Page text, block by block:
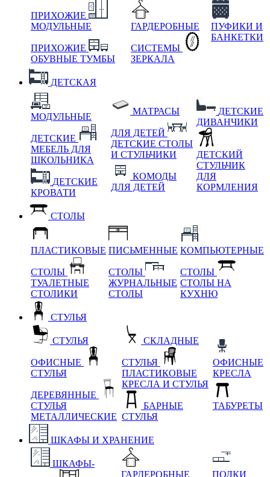
ПРИХОЖИЕ
МОДУЛЬНЫЕ
ПРИХОЖИЕ
ОБУВНЫЕ ТУМБЫ
ГАРДЕРОБНЫЕ
СИСТЕМЫ
ЗЕРКАЛА
ПУФИКИ И
БАНКЕТКИ
ДЕТСКАЯ
МОДУЛЬНЫЕ
ДЕТСКИЕ
МЕБЕЛЬ ДЛЯ
ШКОЛЬНИКА
ДЕТСКИЕ
КРОВАТИ
МАТРАСЫ
ДЛЯ ДЕТЕЙ
ДЕТСКИЕ СТОЛЫ
И СТУЛЬЧИКИ
КОМОДЫ
ДЛЯ ДЕТЕЙ
ДЕТСКИЕ
ДИВАНЧИКИ
ДЕТСКИЙ
СТУЛЬЧИК
ДЛЯ
КОРМЛЕНИЯ
СТОЛЫ
ПЛАСТИКОВЫЕ
СТОЛЫ
ТУАЛЕТНЫЕ
СТОЛИКИ
ПИСЬМЕННЫЕ
СТОЛЫ
ЖУРНАЛЬНЫЕ
СТОЛЫ
КОМПЬЮТЕРНЫЕ
СТОЛЫ
СТОЛЫ НА
КУХНЮ
СТУЛЬЯ
СТУЛЬЯ
ОФИСНЫЕ
СТУЛЬЯ
ДЕРЕВЯННЫЕ
СТУЛЬЯ
МЕТАЛЛИЧЕСКИЕ
СКЛАДНЫЕ
СТУЛЬЯ
ПЛАСТИКОВЫЕ
КРЕСЛА И СТУЛЬЯ
БАРНЫЕ
СТУЛЬЯ
ОФИСНЫЕ
КРЕСЛА
ТАБУРЕТЫ
ШКАФЫ И ХРАНЕНИЕ
ШКАФЫ-
ГАРДЕРОБНЫЕ
ПОЛКИ